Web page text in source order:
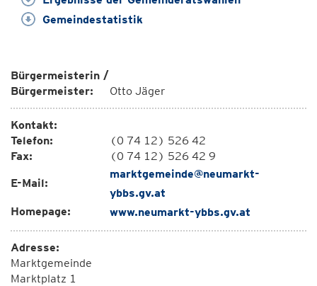
Gemeindestatistik
Bürgermeisterin /
Bürgermeister:
Otto Jäger
Kontakt:
Telefon:
(0 74 12) 526 42
Fax:
(0 74 12) 526 42 9
E-Mail:
marktgemeinde@neumarkt-
ybbs.gv.at
Homepage:
www.neumarkt-ybbs.gv.at
Adresse:
Marktgemeinde
Marktplatz 1